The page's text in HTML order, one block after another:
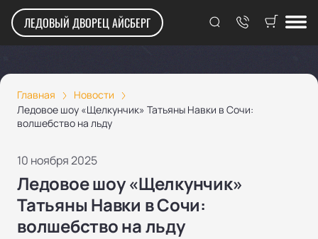
ЛЕДОВЫЙ ДВОРЕЦ АЙСБЕРГ
Главная
Новости
Ледовое шоу «Щелкунчик» Татьяны Навки в Сочи:
волшебство на льду
10 ноября 2025
Ледовое шоу «Щелкунчик»
Татьяны Навки в Сочи:
волшебство на льду